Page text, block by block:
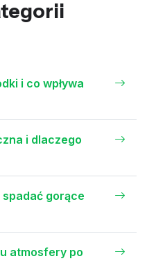
i co wpływa
i dlaczego
spadać gorące
atmosfery po